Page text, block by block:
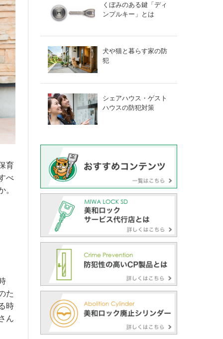
育
べ
。
た
時
ん
くぼみのある鍵「ディ
ンプルキー」とは
犬や猫と暮らす家の防
犯
シェアハウス・ゲスト
ハウスの防犯対策